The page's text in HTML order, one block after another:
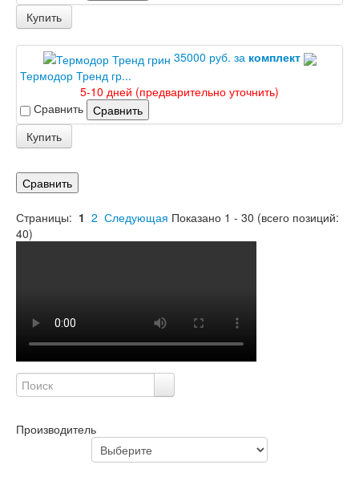
Купить
35000 руб. за комплект
Термодор Тренд гр...
5-10 дней (предварительно уточнить)
Сравнить Сравнить
Купить
Сравнить
Страницы: 1 2 Следующая Показано 1 - 30 (всего позиций:
40)
Производитель